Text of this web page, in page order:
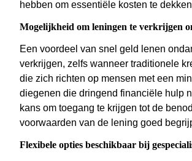
hebben om essentiële kosten te
Mogelijkheid om leningen te verkrijgen
Een voordeel van snel geld lenen
verkrijgen, zelfs wanneer traditionele
die zich richten op mensen met een
diegenen die dringend financiële hulp
kans om toegang te krijgen tot de
voorwaarden van de lening goed
Flexibele opties beschikbaar bij